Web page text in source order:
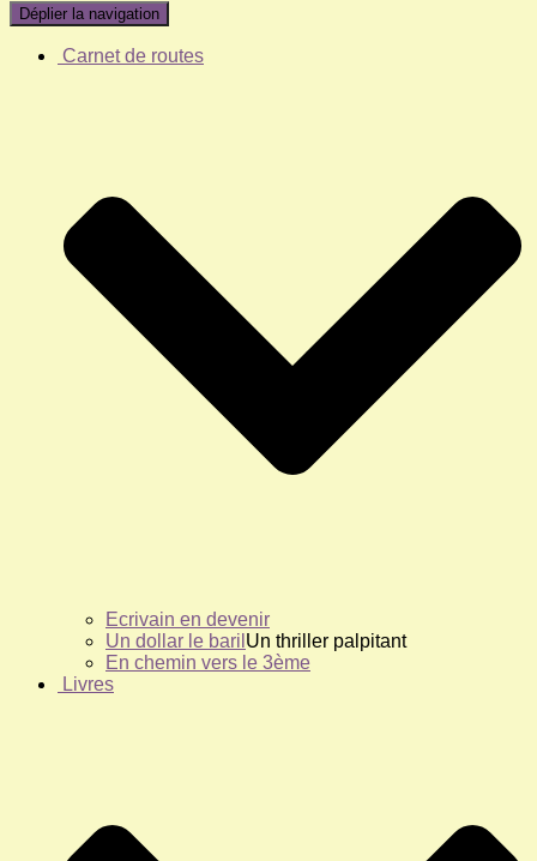
Déplier la navigation
Carnet de routes
Ecrivain en devenir
Un dollar le baril Un thriller palpitant
En chemin vers le 3ème
Livres